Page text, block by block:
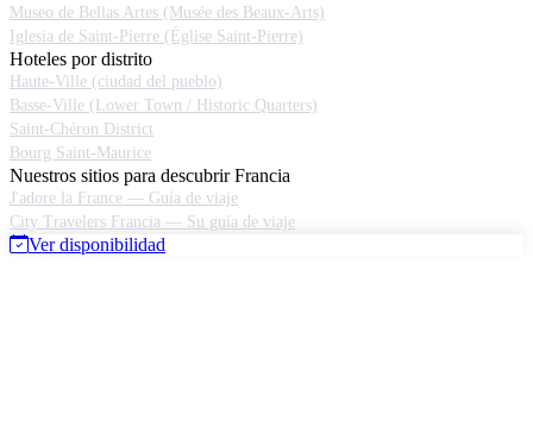
Museo de Bellas Artes (Musée des Beaux-Arts)
Iglesia de Saint-Pierre (Église Saint-Pierre)
Hoteles por distrito
Haute-Ville (ciudad del pueblo)
Basse-Ville (Lower Town / Historic Quarters)
Saint-Chéron District
Bourg Saint-Maurice
Nuestros sitios para descubrir Francia
J'adore la France — Guía de viaje
City Travelers Francia — Su guía de viaje
Ver disponibilidad